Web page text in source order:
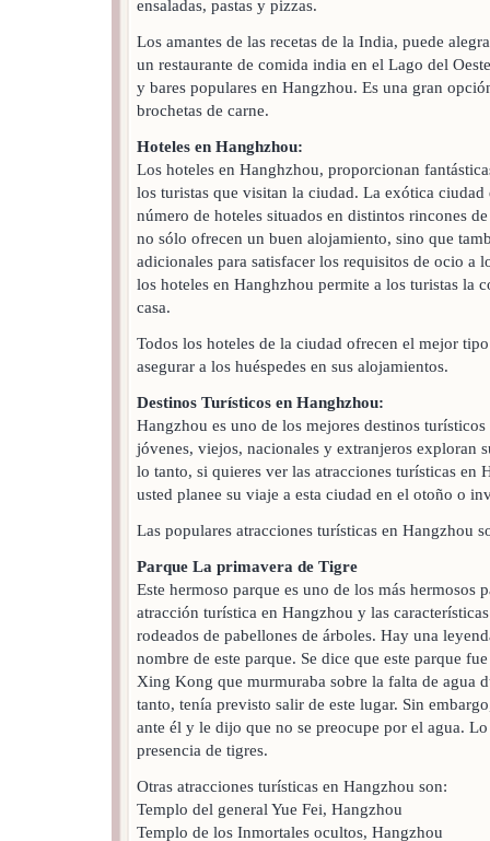
ensaladas, pastas y pizzas.
Los amantes de las recetas de la India, puede
un restaurante de comida india en el Lago del
y bares populares en Hangzhou. Es una gran
brochetas de carne.
Hoteles en Hanghzhou:
Los hoteles en Hanghzhou, proporcionan
los turistas que visitan la ciudad. La exótica
número de hoteles situados en distintos rincones
no sólo ofrecen un buen alojamiento, sino que
adicionales para satisfacer los requisitos de ocio a
los hoteles en Hanghzhou permite a los turistas la
casa.
Todos los hoteles de la ciudad ofrecen el mejor
asegurar a los huéspedes en sus alojamientos.
Destinos Turísticos en Hanghzhou:
Hangzhou es uno de los mejores destinos
jóvenes, viejos, nacionales y extranjeros exploran
lo tanto, si quieres ver las atracciones turísticas en
usted planee su viaje a esta ciudad en el otoño o
Las populares atracciones turísticas en Hangzhou
Parque La primavera de Tigre
Este hermoso parque es uno de los más hermosos
atracción turística en Hangzhou y las
rodeados de pabellones de árboles. Hay una
nombre de este parque. Se dice que este parque
Xing Kong que murmuraba sobre la falta de agua
tanto, tenía previsto salir de este lugar. Sin
ante él y le dijo que no se preocupe por el agua.
presencia de tigres.
Otras atracciones turísticas en Hangzhou son:
Templo del general Yue Fei, Hangzhou
Templo de los Inmortales ocultos, Hangzhou